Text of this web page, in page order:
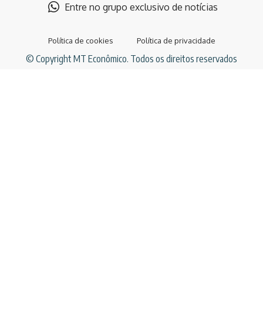
Entre no grupo exclusivo de notícias
Política de cookies Política de privacidade
© Copyright MT Econômico. Todos os direitos reservados